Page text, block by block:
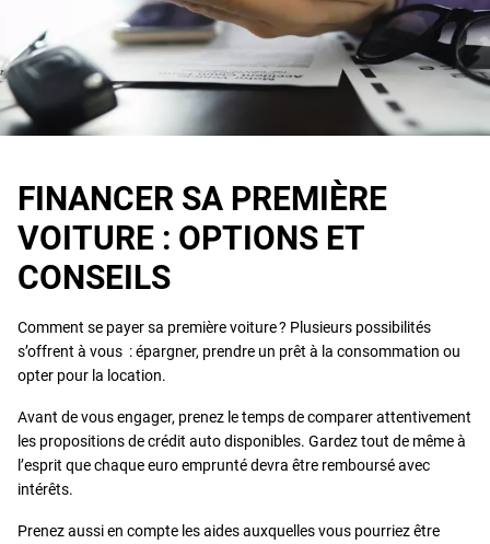
FINANCER SA PREMIÈRE
VOITURE : OPTIONS ET
CONSEILS
Comment se payer sa première voiture ? Plusieurs possibilités
s’offrent à vous : épargner, prendre un prêt à la consommation ou
opter pour la location.
Avant de vous engager, prenez le temps de comparer attentivement
les propositions de crédit auto disponibles. Gardez tout de même à
l’esprit que chaque euro emprunté devra être remboursé avec
intérêts.
Prenez aussi en compte les aides auxquelles vous pourriez être